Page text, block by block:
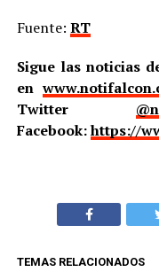
Fuente: RT
Sigue las noticias
en
Twitter
Facebook:https://
TEMAS RELACIONADOS